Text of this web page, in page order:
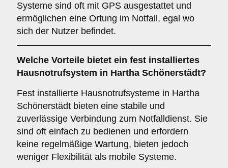
Systeme sind oft mit GPS ausgestattet und
ermöglichen eine Ortung im Notfall, egal wo
sich der Nutzer befindet.
Welche Vorteile bietet ein fest installiertes
Hausnotrufsystem in Hartha Schönerstädt?
Fest installierte Hausnotrufsysteme in Hartha
Schönerstädt bieten eine stabile und
zuverlässige Verbindung zum Notfalldienst. Sie
sind oft einfach zu bedienen und erfordern
keine regelmäßige Wartung, bieten jedoch
weniger Flexibilität als mobile Systeme.